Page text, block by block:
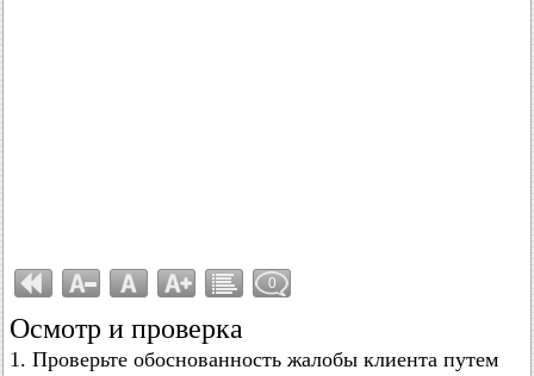
0
Осмотр и проверка
1. Проверьте обоснованность жалобы клиента путем